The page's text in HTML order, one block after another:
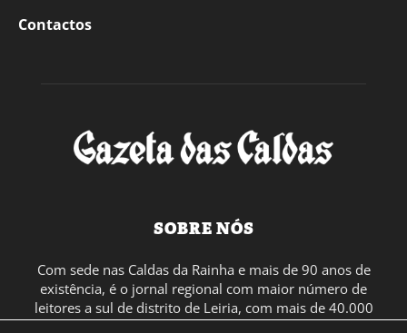
Contactos
SOBRE NÓS
Com sede nas Caldas da Rainha e mais de 90 anos de
existência, é o jornal regional com maior número de
leitores a sul de distrito de Leiria, com mais de 40.000